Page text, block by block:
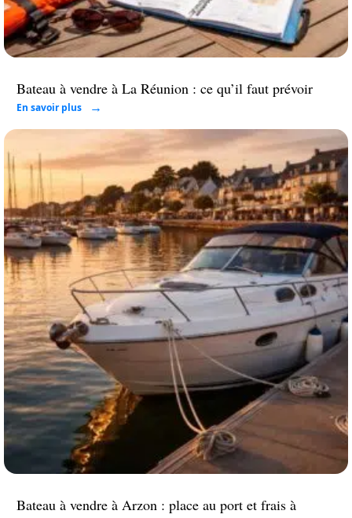
Bateau à vendre à La Réunion : ce qu’il faut prévoir
En savoir plus
Bateau à vendre à Arzon : place au port et frais à